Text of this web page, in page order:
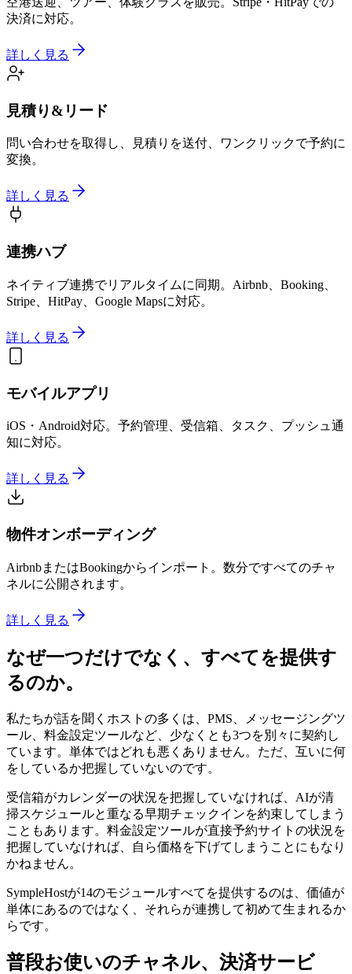
決済に対応。
詳しく見る
見積り&リード
問い合わせを取得し、見積りを送付、ワンクリックで予約に
変換。
詳しく見る
連携ハブ
ネイティブ連携でリアルタイムに同期。Airbnb、Booking、
Stripe、HitPay、Google Mapsに対応。
詳しく見る
モバイルアプリ
iOS・Android対応。予約管理、受信箱、タスク、プッシュ通
知に対応。
詳しく見る
物件オンボーディング
AirbnbまたはBookingからインポート。数分ですべてのチャ
ネルに公開されます。
詳しく見る
なぜ一つだけでなく、すべてを提供す
るのか。
私たちが話を聞くホストの多くは、PMS、メッセージングツ
ール、料金設定ツールなど、少なくとも3つを別々に契約し
ています。単体ではどれも悪くありません。ただ、互いに何
をしているか把握していないのです。
受信箱がカレンダーの状況を把握していなければ、AIが清
掃スケジュールと重なる早期チェックインを約束してしまう
こともあります。料金設定ツールが直接予約サイトの状況を
把握していなければ、自ら価格を下げてしまうことにもなり
かねません。
SympleHostが14のモジュールすべてを提供するのは、価値が
単体にあるのではなく、それらが連携して初めて生まれるか
らです。
普段お使いのチャネル、決済サービ